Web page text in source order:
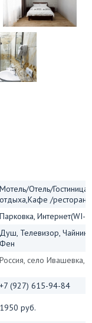
Мотель/Отель/
отдыха,Кафе /рестораны
Парковка, Интернет(WI-
Душ, Телевизор, Чайник,
Фен
Россия, село Ивашевка,
+7 (927) 615-94-84
1950 руб.